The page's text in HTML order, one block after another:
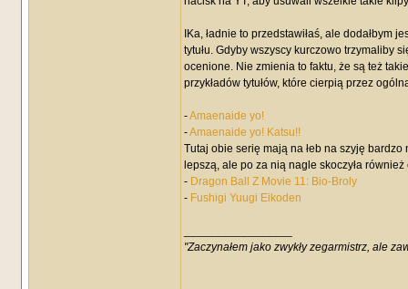
IKa, ładnie to przedstawiłaś, ale
tytułu. Gdyby wszyscy kurczowo trzymaliby
ocenione. Nie zmienia to faktu, że są też
przykładów tytułów, które cierpią przez
-Amaenaide yo!
-Amaenaide yo! Katsu!!
Tutaj obie serię mają na łeb na szyję
lepszą, ale po za nią nagle skoczyła
- Dragon Ball Z Movie 11: Bio-Broly
- Fushigi Yuugi Eikoden
"Zaczynałem jako zwykły zegarmistrz, ale